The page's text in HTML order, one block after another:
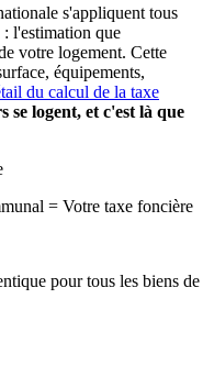
s'appliquent tous
l'estimation que
votre logement. Cette
équipements,
du calcul de la taxe
se logent, et c'est là que
= Votre taxe foncière
pour tous les biens de